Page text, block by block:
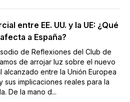
entre EE. UU. y la UE: ¿Qué
a España?
de Reflexiones del Club de
de arrojar luz sobre el nuevo
alcanzado entre la Unión Europea
sus implicaciones reales para la
De la mano d...